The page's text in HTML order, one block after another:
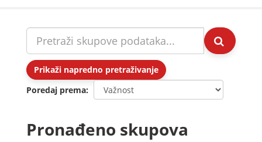
Prikaži napredno pretraživanje
Poredaj prema
Pronađeno skupova